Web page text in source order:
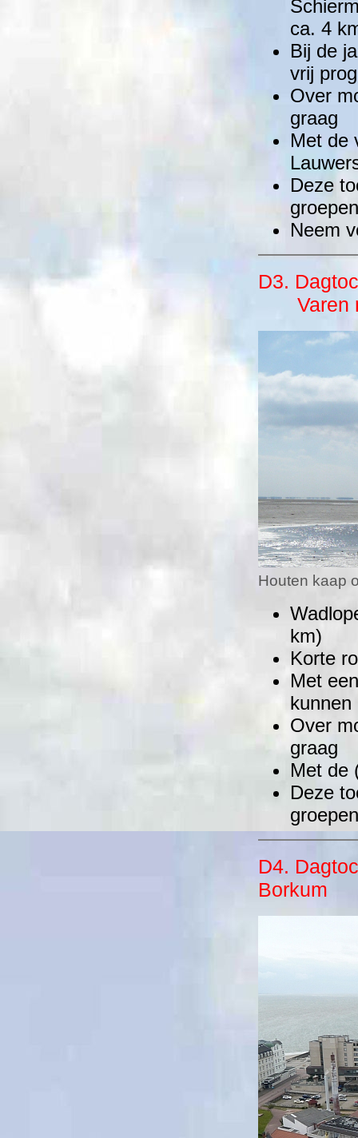
ca. 4
Bij de
vrij
Over
graag
Met de
Deze
Neem
D3.
Varen
Houten kaap
km)
Korte
Met
kunnen
Over
graag
Met de
Deze
D4.
Borkum